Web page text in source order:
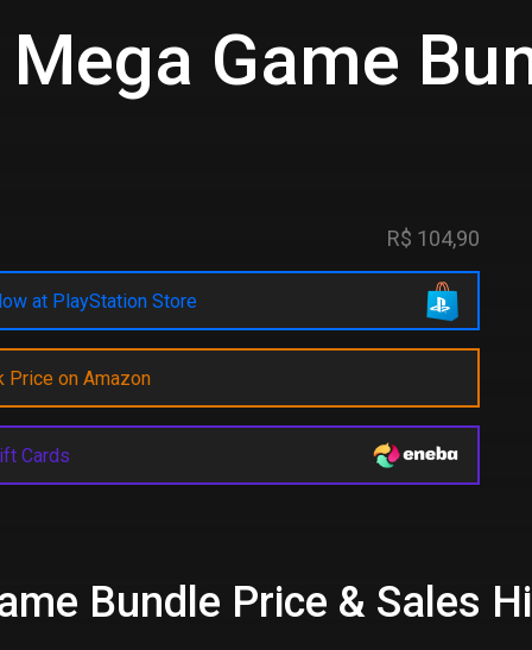
Game
R$ 104,90
at PlayStation Store
Price on Amazon
Cards
Bundle Price & Sales